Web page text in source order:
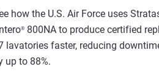
how the U.S. Air Force uses
® 800NA to produce certified
lavatories faster, reducing
up to 88%.